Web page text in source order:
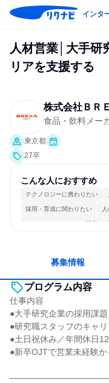
インタ
人材営業│大手研
リアを支援する
株式会社ＢＲ
食品・飲料メー
東京都
27卒
こんな人におすすめ
テクノロジーに携わりたい
採用・育成に関わりたい
コミュニケーションが活発
募集情報
プログラム内容
仕事内容
●大手研究企業の採用課
●研究職スタッフのキャ
●土日祝休み／年間休日
●新卒OJTで営業未経験